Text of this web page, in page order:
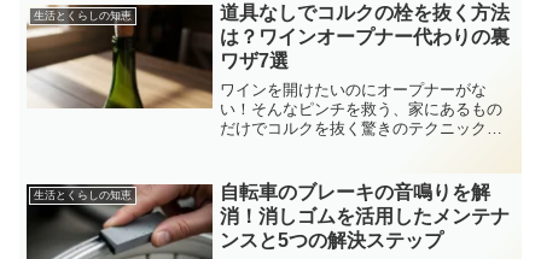
めの知識を編集長が解説します。
生活とくらしの知恵
道具なしでコルクの栓を抜く方法
は？ワインオープナー代わりの裏
ワザ7選
ワインを開けたいのにオープナーがな
い！そんなピンチを救う、家にあるもの
だけでコルクを抜く驚きのテクニックを
す。
生活とくらしの知恵
自転車のブレーキの音鳴りを解
消！消しゴムを活用したメンテナ
ンスと5つの解決ステップ